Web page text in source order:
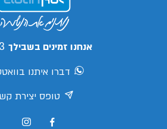
אנחנו זמינים בשבילך
דברו איתנו
טופס יצירת